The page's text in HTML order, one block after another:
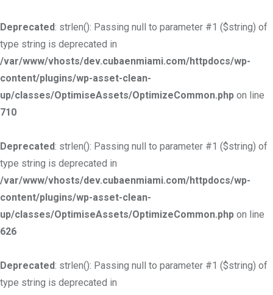
Deprecated: strlen(): Passing null to parameter #1 ($string) of
type string is deprecated in
/var/www/vhosts/dev.cubaenmiami.com/httpdocs/wp-
content/plugins/wp-asset-clean-
up/classes/OptimiseAssets/OptimizeCommon.php on line
710
Deprecated: strlen(): Passing null to parameter #1 ($string) of
type string is deprecated in
/var/www/vhosts/dev.cubaenmiami.com/httpdocs/wp-
content/plugins/wp-asset-clean-
up/classes/OptimiseAssets/OptimizeCommon.php on line
626
Deprecated: strlen(): Passing null to parameter #1 ($string) of
type string is deprecated in